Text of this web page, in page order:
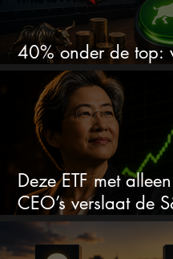
40% onder de top:
aandeel weer
Deze ETF met
CEO’s verslaat de
keihard